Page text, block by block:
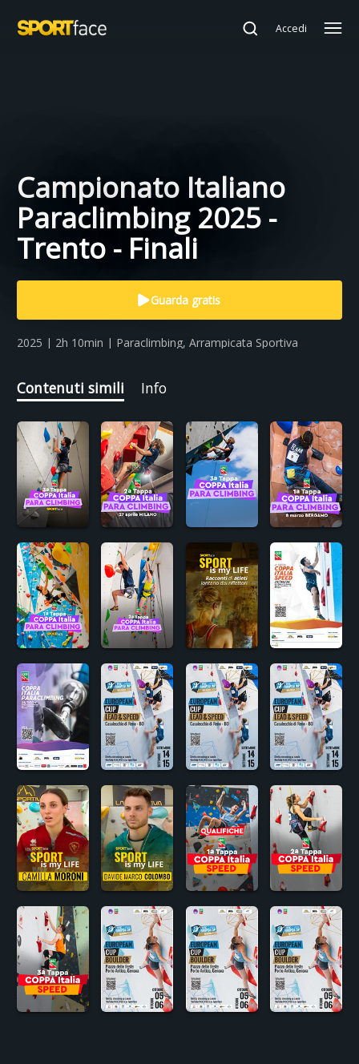
Accedi
Campionato Italiano
Paraclimbing 2025 -
Trento - Finali
Guarda gratis
2025 | 2h 10min | Paraclimbing, Arrampicata Sportiva
Contenuti simili Info